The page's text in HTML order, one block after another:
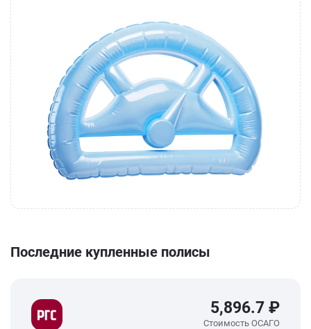
Последние купленные полисы
5,896.7 ₽
Стоимость ОСАГО